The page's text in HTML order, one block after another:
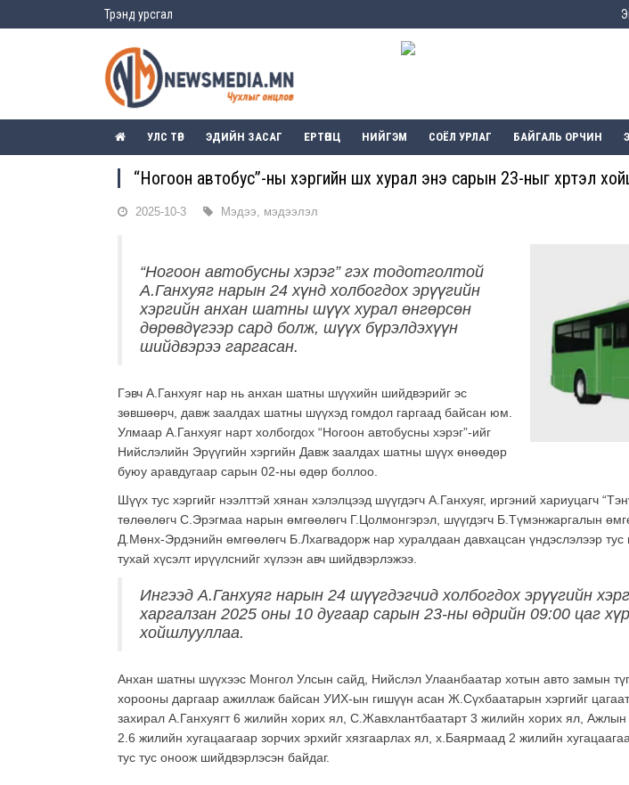
Трэнд урсгал
УЛС ТӨР ЭДИЙН ЗАСАГ ЕРТӨНЦ НИЙГЭМ СОЁЛ УРЛАГ БАЙГАЛЬ ОРЧИН
“Ногоон автобус”-ны хэргийн шүүх хурал энэ сарын 23-ныг хүртэл
2025-10-3 Мэдээ, мэдээлэл
“Ногоон автобусны хэрэг” гэх тодотголтой
А.Ганхуяг нарын 24 хүнд холбогдох эрүүгийн
хэргийн анхан шатны шүүх хурал өнгөрсөн
дөрөвдүгээр сард болж, шүүх бүрэлдэхүүн
шийдвэрээ гаргасан.
Гэвч А.Ганхуяг нар нь анхан шатны шүүхийн шийдвэрийг эс
зөвшөөрч, давж заалдах шатны шүүхэд гомдол гаргаад байсан юм.
Улмаар А.Ганхуяг нарт холбогдох “Ногоон автобусны хэрэг”-ийг
Нийслэлийн Эрүүгийн хэргийн Давж заалдах шатны шүүх өнөөдөр
буюу аравдугаар сарын 02-ны өдөр боллоо.
Шүүх тус хэргийг нээлттэй хянан хэлэлцээд шүүгдэгч А.Ганхуяг, иргэний хариуцагч
төлөөлөгч С.Эрэгмаа нарын өмгөөлөгч Г.Цолмонгэрэл, шүүгдэгч Б.Түмэнжаргалын
Д.Мөнх-Эрдэнийн өмгөөлөгч Б.Лхагвадорж нар хуралдаан давхацсан үндэслэлээр
тухай хүсэлт ирүүлснийг хүлээн авч шийдвэрлэжээ.
Ингээд А.Ганхуяг нарын 24 шүүгдэгчид холбогдох эрүүгийн
харгалзан 2025 оны 10 дугаар сарын 23-ны өдрийн 09:00 цаг
хойшлууллаа.
Анхан шатны шүүхээс Монгол Улсын сайд, Нийслэл Улаанбаатар хотын авто замын
хорооны даргаар ажиллаж байсан УИХ-ын гишүүн асан Ж.Сүхбаатарын хэргийг
захирал А.Ганхуягт 6 жилийн хорих ял, С.Жавхлантбаатарт 3 жилийн хорих ял,
2.6 жилийн хугацаагаар зорчих эрхийг хязгаарлах ял, х.Баярмаад 2 жилийн
тус тус оноож шийдвэрлэсэн байдаг.